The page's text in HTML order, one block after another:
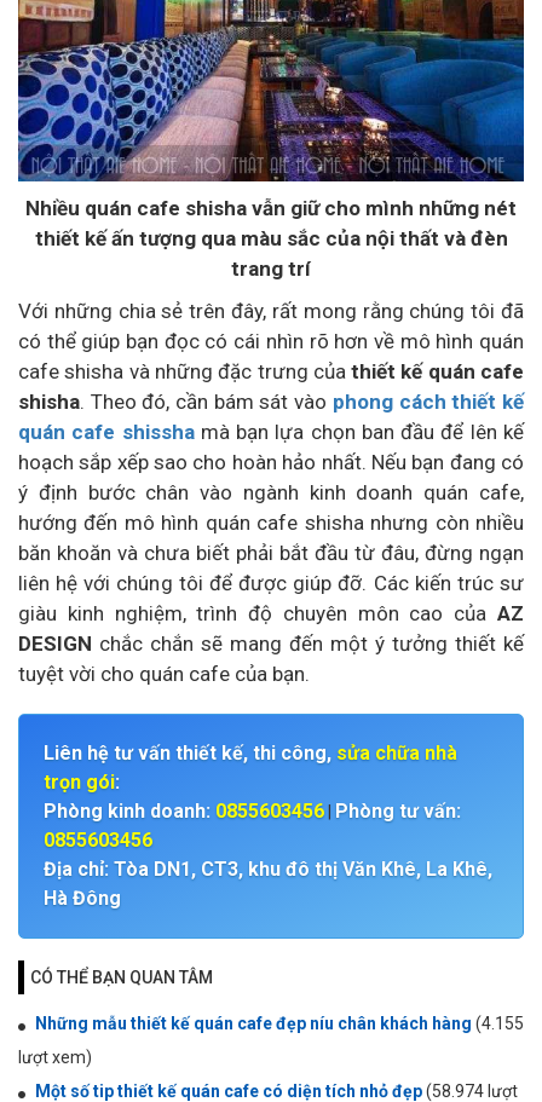
Nhiều quán cafe shisha vẫn giữ cho mình những nét
thiết kế ấn tượng qua màu sắc của nội thất và đèn
trang trí
Với những chia sẻ trên đây, rất mong rằng chúng tôi đã
có thể giúp bạn đọc có cái nhìn rõ hơn về mô hình quán
cafe shisha và những đặc trưng củathiết kế quán cafe
shisha. Theo đó, cần bám sát vào phong cách thiết kế
quán cafe shisshamà bạn lựa chọn ban đầu để lên kế
hoạch sắp xếp sao cho hoàn hảo nhất. Nếu bạn đang có
ý định bước chân vào ngành kinh doanh quán cafe,
hướng đến mô hình quán cafe shisha nhưng còn nhiều
băn khoăn và chưa biết phải bắt đầu từ đâu, đừng ngạn
liên hệ với chúng tôi để được giúp đỡ. Các kiến trúc sư
giàu kinh nghiệm, trình độ chuyên môn cao của AZ
DESIGN chắc chắn sẽ mang đến một ý tưởng thiết kế
tuyệt vời cho quán cafe của bạn.
Liên hệ tư vấn thiết kế, thi công, sửa chữa nhà
trọn gói:
Phòng kinh doanh: 0855603456 Phòng tư vấn:
0855603456
Địa chỉ: Tòa DN1, CT3, khu đô thị Văn Khê, La Khê,
Hà Đông
CÓ THỂ BẠN QUAN TÂM
Những mẫu thiết kế quán cafe đẹp níu chân khách hàng (4.155
lượt xem)
Một số tip thiết kế quán cafe có diện tích nhỏ đẹp(58.974 lượt